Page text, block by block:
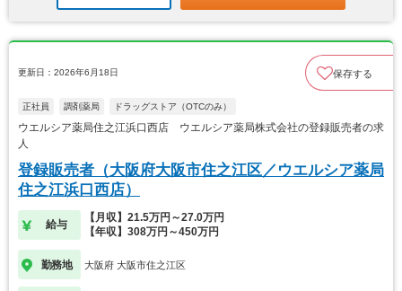
更新日：2026年6月18日 保存する
正社員 調剤薬局 ドラッグストア（OTCのみ）
ウエルシア薬局住之江浜口西店 ウエルシア薬局株式会社の登録販売者の求
人
登録販売者（大阪府大阪市住之江区／ウエルシア薬局
住之江浜口西店）
給与
【月収】21.5万円～27.0万円
【年収】308万円～450万円
勤務地 大阪府 大阪市住之江区